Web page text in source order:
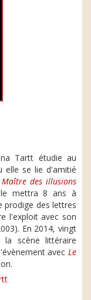
Tartt étudie au
elle se lie d'amitié
Maître des illusions
mettra 8 ans à
prodige des lettres
l'exploit avec son
En 2014, vingt
scène littéraire
avec Le